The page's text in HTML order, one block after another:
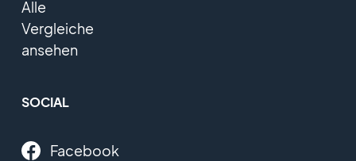
Alle
Vergleiche
ansehen
SOCIAL
Facebook